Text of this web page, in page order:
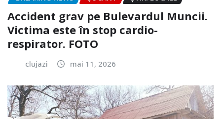
Accident grav pe Bulevardul Muncii.
Victima este în stop cardio-
respirator. FOTO
clujazi mai 11, 2026